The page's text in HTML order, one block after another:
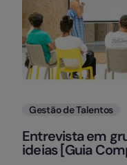
Categorias
Gestão de Talentos
Entrevista em
ideias [Guia